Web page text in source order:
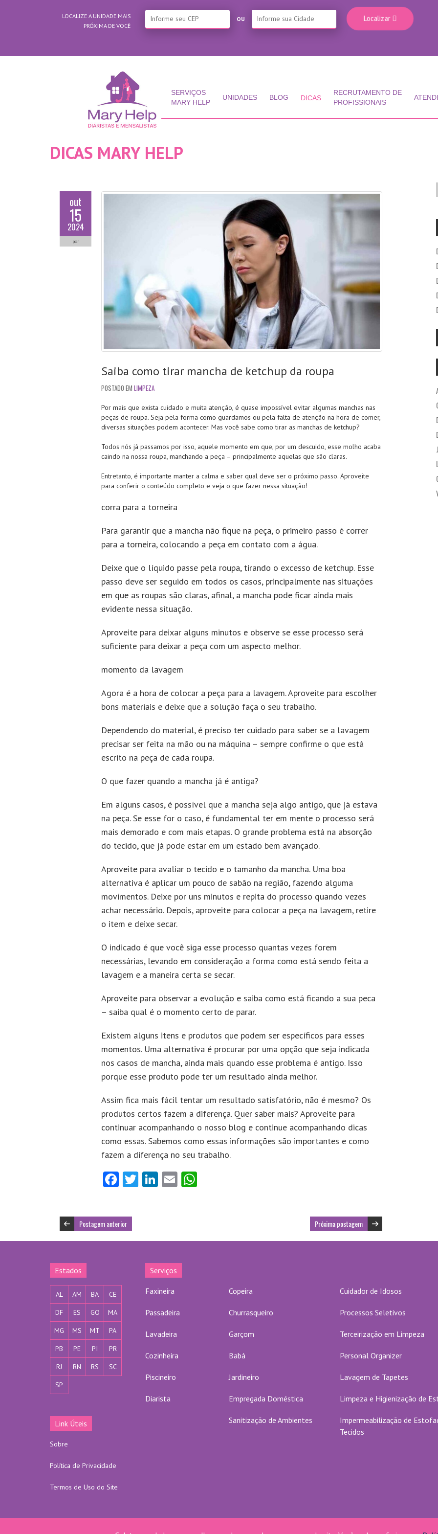
LOCALIZE A UNIDADE MAIS
PRÓXIMA DE VOCÊ
OU Localizar
SERVIÇOS
MARY HELP
UNIDADES BLOG DICAS
RECRUTAMENTO DE
PROFISSIONAIS
DICAS MARY HELP
out
15
2024
por
Saiba como tirar mancha de ketchup da roupa
POSTADO EM LIMPEZA
Por mais que exista cuidado e muita atenção, é quase impossível evitar algumas manchas nas
peças de roupa. Seja pela forma como guardamos ou pela falta de atenção na hora de comer,
diversas situações podem acontecer. Mas você sabe como tirar as manchas de ketchup?
Todos nós já passamos por isso, aquele momento em que, por um descuido, esse molho acaba
caindo na nossa roupa, manchando a peça – principalmente aquelas que são claras.
Entretanto, é importante manter a calma e saber qual deve ser o próximo passo. Aproveite
para conferir o conteúdo completo e veja o que fazer nessa situação!
corra para a torneira
Para garantir que a mancha não fique na peça, o primeiro passo é correr
para a torneira, colocando a peça em contato com a água.
Deixe que o líquido passe pela roupa, tirando o excesso de ketchup. Esse
passo deve ser seguido em todos os casos, principalmente nas situações
em que as roupas são claras, afinal, a mancha pode ficar ainda mais
evidente nessa situação.
Aproveite para deixar alguns minutos e observe se esse processo será
suficiente para deixar a peça com um aspecto melhor.
momento da lavagem
Agora é a hora de colocar a peça para a lavagem. Aproveite para escolher
bons materiais e deixe que a solução faça o seu trabalho.
Dependendo do material, é preciso ter cuidado para saber se a lavagem
precisar ser feita na mão ou na máquina – sempre confirme o que está
escrito na peça de cada roupa.
O que fazer quando a mancha já é antiga?
Em alguns casos, é possível que a mancha seja algo antigo, que já estava
na peça. Se esse for o caso, é fundamental ter em mente o processo será
mais demorado e com mais etapas. O grande problema está na absorção
do tecido, que já pode estar em um estado bem avançado.
Aproveite para avaliar o tecido e o tamanho da mancha. Uma boa
alternativa é aplicar um pouco de sabão na região, fazendo alguma
movimentos. Deixe por uns minutos e repita do processo quando vezes
achar necessário. Depois, aproveite para colocar a peça na lavagem, retire
o item e deixe secar.
O indicado é que você siga esse processo quantas vezes forem
necessárias, levando em consideração a forma como está sendo feita a
lavagem e a maneira certa se secar.
Aproveite para observar a evolução e saiba como está ficando a sua peca
– saiba qual é o momento certo de parar.
Existem alguns itens e produtos que podem ser específicos para esses
momentos. Uma alternativa é procurar por uma opção que seja indicada
nos casos de mancha, ainda mais quando esse problema é antigo. Isso
porque esse produto pode ter um resultado ainda melhor.
Assim fica mais fácil tentar um resultado satisfatório, não é mesmo? Os
produtos certos fazem a diferença. Quer saber mais? Aproveite para
continuar acompanhando o nosso blog e continue acompanhando dicas
como essas. Sabemos como essas informações são importantes e como
fazem a diferença no seu trabalho.
Fa
o
o
T Li
n
E
p
Postagem anterior Próxima postagem
Estados
AL AM BA CE
DF ES GO MA
MG MS MT PA
PB PE PI PR
RJ RN RS SC
SP
Link Úteis
Sobre
Política de Privacidade
Termos de Uso do Site
Serviços
Faxineira
Passadeira
Lavadeira
Cozinheira
Piscineiro
Diarista
Copeira
Churrasqueiro
Garçom
Babá
Jardineiro
Empregada Doméstica
Sanitização de Ambientes
Cuidador de Idosos
Processos Seletivos
Terceirização em Limpeza
Personal Organizer
Lavagem de Tapetes
Limpeza e Higienização de
Impermeabilização de
Tecidos